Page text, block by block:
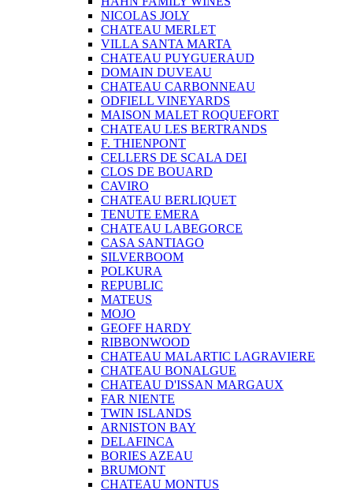
NICOLAS JOLY
CHATEAU MERLET
VILLA SANTA MARTA
CHATEAU PUYGUERAUD
DOMAIN DUVEAU
CHATEAU CARBONNEAU
ODFIELL VINEYARDS
MAISON MALET ROQUEFORT
CHATEAU LES BERTRANDS
F. THIENPONT
CELLERS DE SCALA DEI
CLOS DE BOUARD
CAVIRO
CHATEAU BERLIQUET
TENUTE EMERA
CHATEAU LABEGORCE
CASA SANTIAGO
SILVERBOOM
POLKURA
REPUBLIC
MATEUS
MOJO
GEOFF HARDY
RIBBONWOOD
CHATEAU MALARTIC LAGRAVIERE
CHATEAU BONALGUE
CHATEAU D'ISSAN MARGAUX
FAR NIENTE
TWIN ISLANDS
ARNISTON BAY
DELAFINCA
BORIES AZEAU
BRUMONT
CHATEAU MONTUS